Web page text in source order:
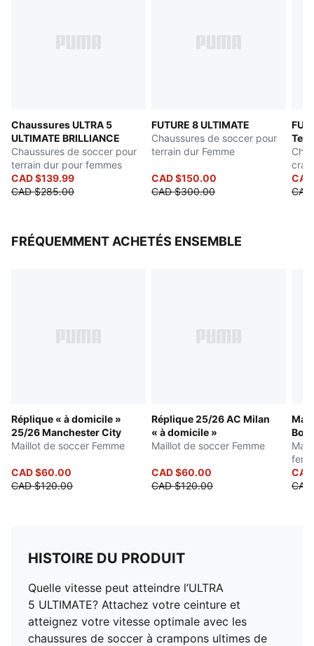
Chaussures ULTRA 5
ULTIMATE BRILLIANCE
Chaussures de soccer pour
terrain dur pour femmes
CAD $139.99
CAD $285.00
FUTURE 8 ULTIMATE
Chaussures de soccer pour
terrain dur Femme
CAD $150.00
CAD $300.00
FRÉQUEMMENT ACHETÉS ENSEMBLE
Réplique « à domicile »
25/26 Manchester City
Maillot de soccer Femme
CAD $60.00
CAD $120.00
Réplique 25/26 AC Milan
« à domicile »
Maillot de soccer Femme
CAD $60.00
CAD $120.00
HISTOIRE DU PRODUIT
Quelle vitesse peut atteindre l’ULTRA
5 ULTIMATE? Attachez votre ceinture et
atteignez votre vitesse optimale avec les
chaussures de soccer à crampons ultimes de